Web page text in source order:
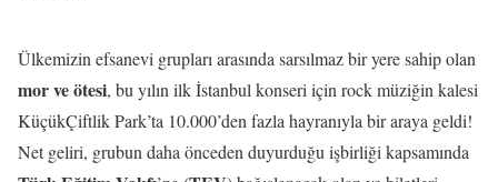
Ülkemizin efsanevi grupları arasında sarsılmaz bir yere sahip olan
mor ve ötesi, bu yılın ilk İstanbul konseri için rock müziğin kalesi
KüçükÇiftlik Park’ta 10.000’den fazla hayranıyla bir araya geldi!
Net geliri, grubun daha önceden duyurduğu işbirliği kapsamında